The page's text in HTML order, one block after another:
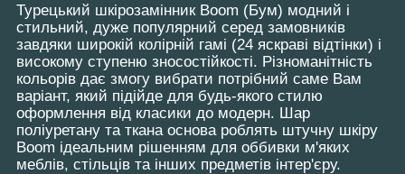
Турецький шкірозамінник Boom (Бум) модний і
стильний, дуже популярний серед замовників
завдяки широкій колірній гамі (24 яскраві відтінки) і
високому ступеню зносостійкості. Різноманітність
кольорів дає змогу вибрати потрібний саме Вам
варіант, який підійде для будь-якого стилю
оформлення від класики до модерн. Шар
поліуретану та ткана основа роблять штучну шкіру
Boom ідеальним рішенням для оббивки м'яких
меблів, стільців та інших предметів інтер'єру.